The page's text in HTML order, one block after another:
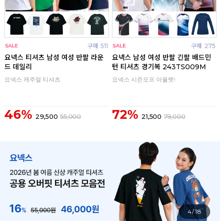
구매 511
요넥스 티셔츠 남성 여성 반팔 라운
드 데일리
요넥스 캐주얼 티셔츠
46% 29,500 55,000
구매 275
요넥스 남성 여성 반팔 긴팔 배드민
턴 티셔츠 경기복 243TS009M
요넥스 시즌오프 아울렛!
72% 21,500 79,000
4/18